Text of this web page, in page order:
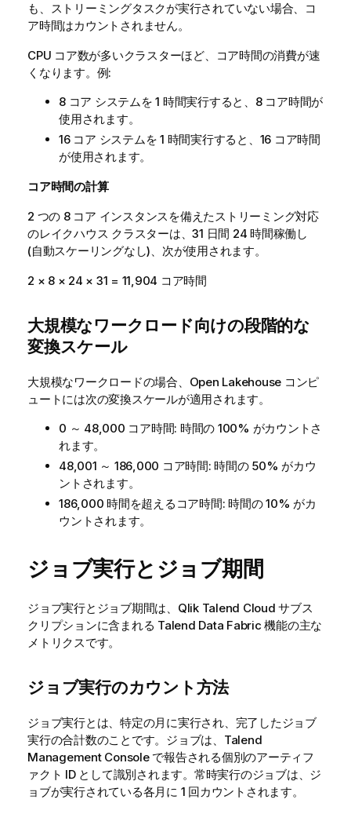
も、ストリーミングタスクが実行されていない場合、コ
ア時間はカウントされません。
CPU コア数が多いクラスターほど、コア時間の消費が速
くなります。例:
8 コア システムを 1 時間実行すると、8 コア時間が
使用されます。
16 コア システムを 1 時間実行すると、16 コア時間
が使用されます。
コア時間の計算
2 つの 8 コア インスタンスを備えたストリーミング対応
のレイクハウス クラスターは、31 日間 24 時間稼働し
(自動スケーリングなし)、次が使用されます。
2 × 8 × 24 × 31 = 11,904 コア時間
大規模なワークロード向けの段階的な
変換スケール
大規模なワークロードの場合、Open Lakehouse コンピ
ュートには次の変換スケールが適用されます。
0 ～ 48,000 コア時間: 時間の 100% がカウントさ
れます。
48,001 ～ 186,000 コア時間: 時間の 50% がカウ
ントされます。
186,000 時間を超えるコア時間: 時間の 10% がカ
ウントされます。
ジョブ実行とジョブ期間
ジョブ実行とジョブ期間は、 Qlik Talend Cloud サブス
クリプションに含まれる Talend Data Fabric 機能の主な
メトリクスです。
ジョブ実行のカウント方法
ジョブ実行とは、特定の月に実行され、完了したジョブ
実行の合計数のことです。ジョブは、Talend
Management Console で報告される個別のアーティフ
ァクト ID として識別されます。常時実行のジョブは、ジ
ョブが実行されている各月に 1 回カウントされます。